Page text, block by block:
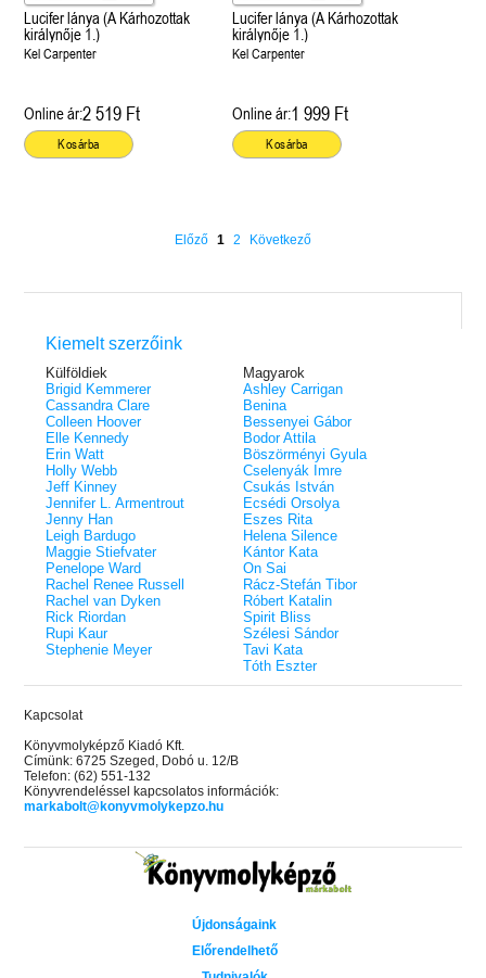
Lucifer lánya (A Kárhozottak
királynője 1.)
Kel Carpenter
Online ár:2 519 Ft
Kosárba
Lucifer lánya (A Kárhozottak
királynője 1.)
Kel Carpenter
Online ár:1 999 Ft
Kosárba
Előző 1 2 Következő
Kiemelt szerzőink
Külföldiek
Brigid Kemmerer
Cassandra Clare
Colleen Hoover
Elle Kennedy
Erin Watt
Holly Webb
Jeff Kinney
Jennifer L. Armentrout
Jenny Han
Leigh Bardugo
Maggie Stiefvater
Penelope Ward
Rachel Renee Russell
Rachel van Dyken
Rick Riordan
Rupi Kaur
Stephenie Meyer
Magyarok
Ashley Carrigan
Benina
Bessenyei Gábor
Bodor Attila
Böszörményi Gyula
Cselenyák Imre
Csukás István
Ecsédi Orsolya
Eszes Rita
Helena Silence
Kántor Kata
On Sai
Rácz-Stefán Tibor
Róbert Katalin
Spirit Bliss
Szélesi Sándor
Tavi Kata
Tóth Eszter
Kapcsolat
Könyvmolyképző Kiadó Kft.
Címünk: 6725 Szeged, Dobó u. 12/B
Telefon: (62) 551-132
Könyvrendeléssel kapcsolatos információk:
markabolt@konyvmolykepzo.hu
Újdonságaink
Előrendelhető